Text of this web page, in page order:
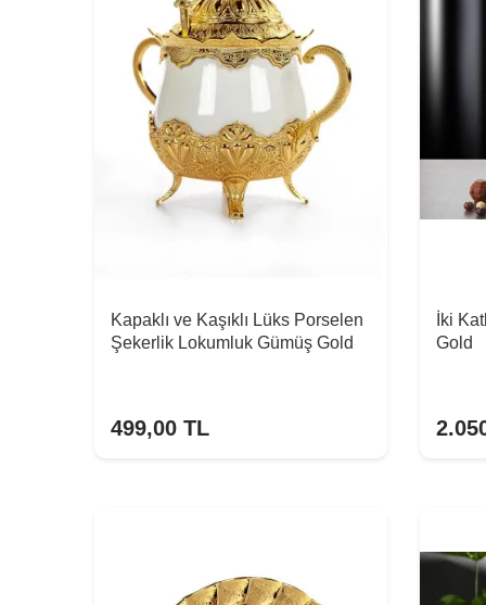
Kapaklı ve Kaşıklı Lüks Porselen
Şekerlik Lokumluk Gümüş Gold
499,00 TL
İki
Gold